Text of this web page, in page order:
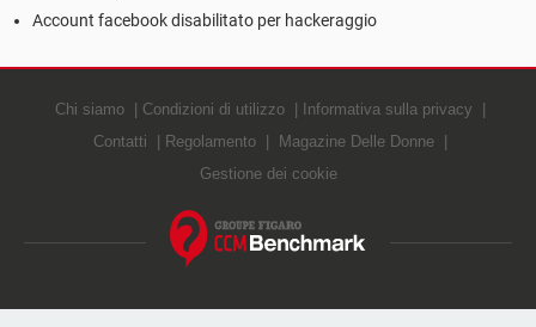
Account facebook disabilitato per hackeraggio
Chi siamo Condizioni di utilizzo
Informativa sulla privacy
Contatti
Regolamento
Magazine Delle Donne
Gestione dei cookie